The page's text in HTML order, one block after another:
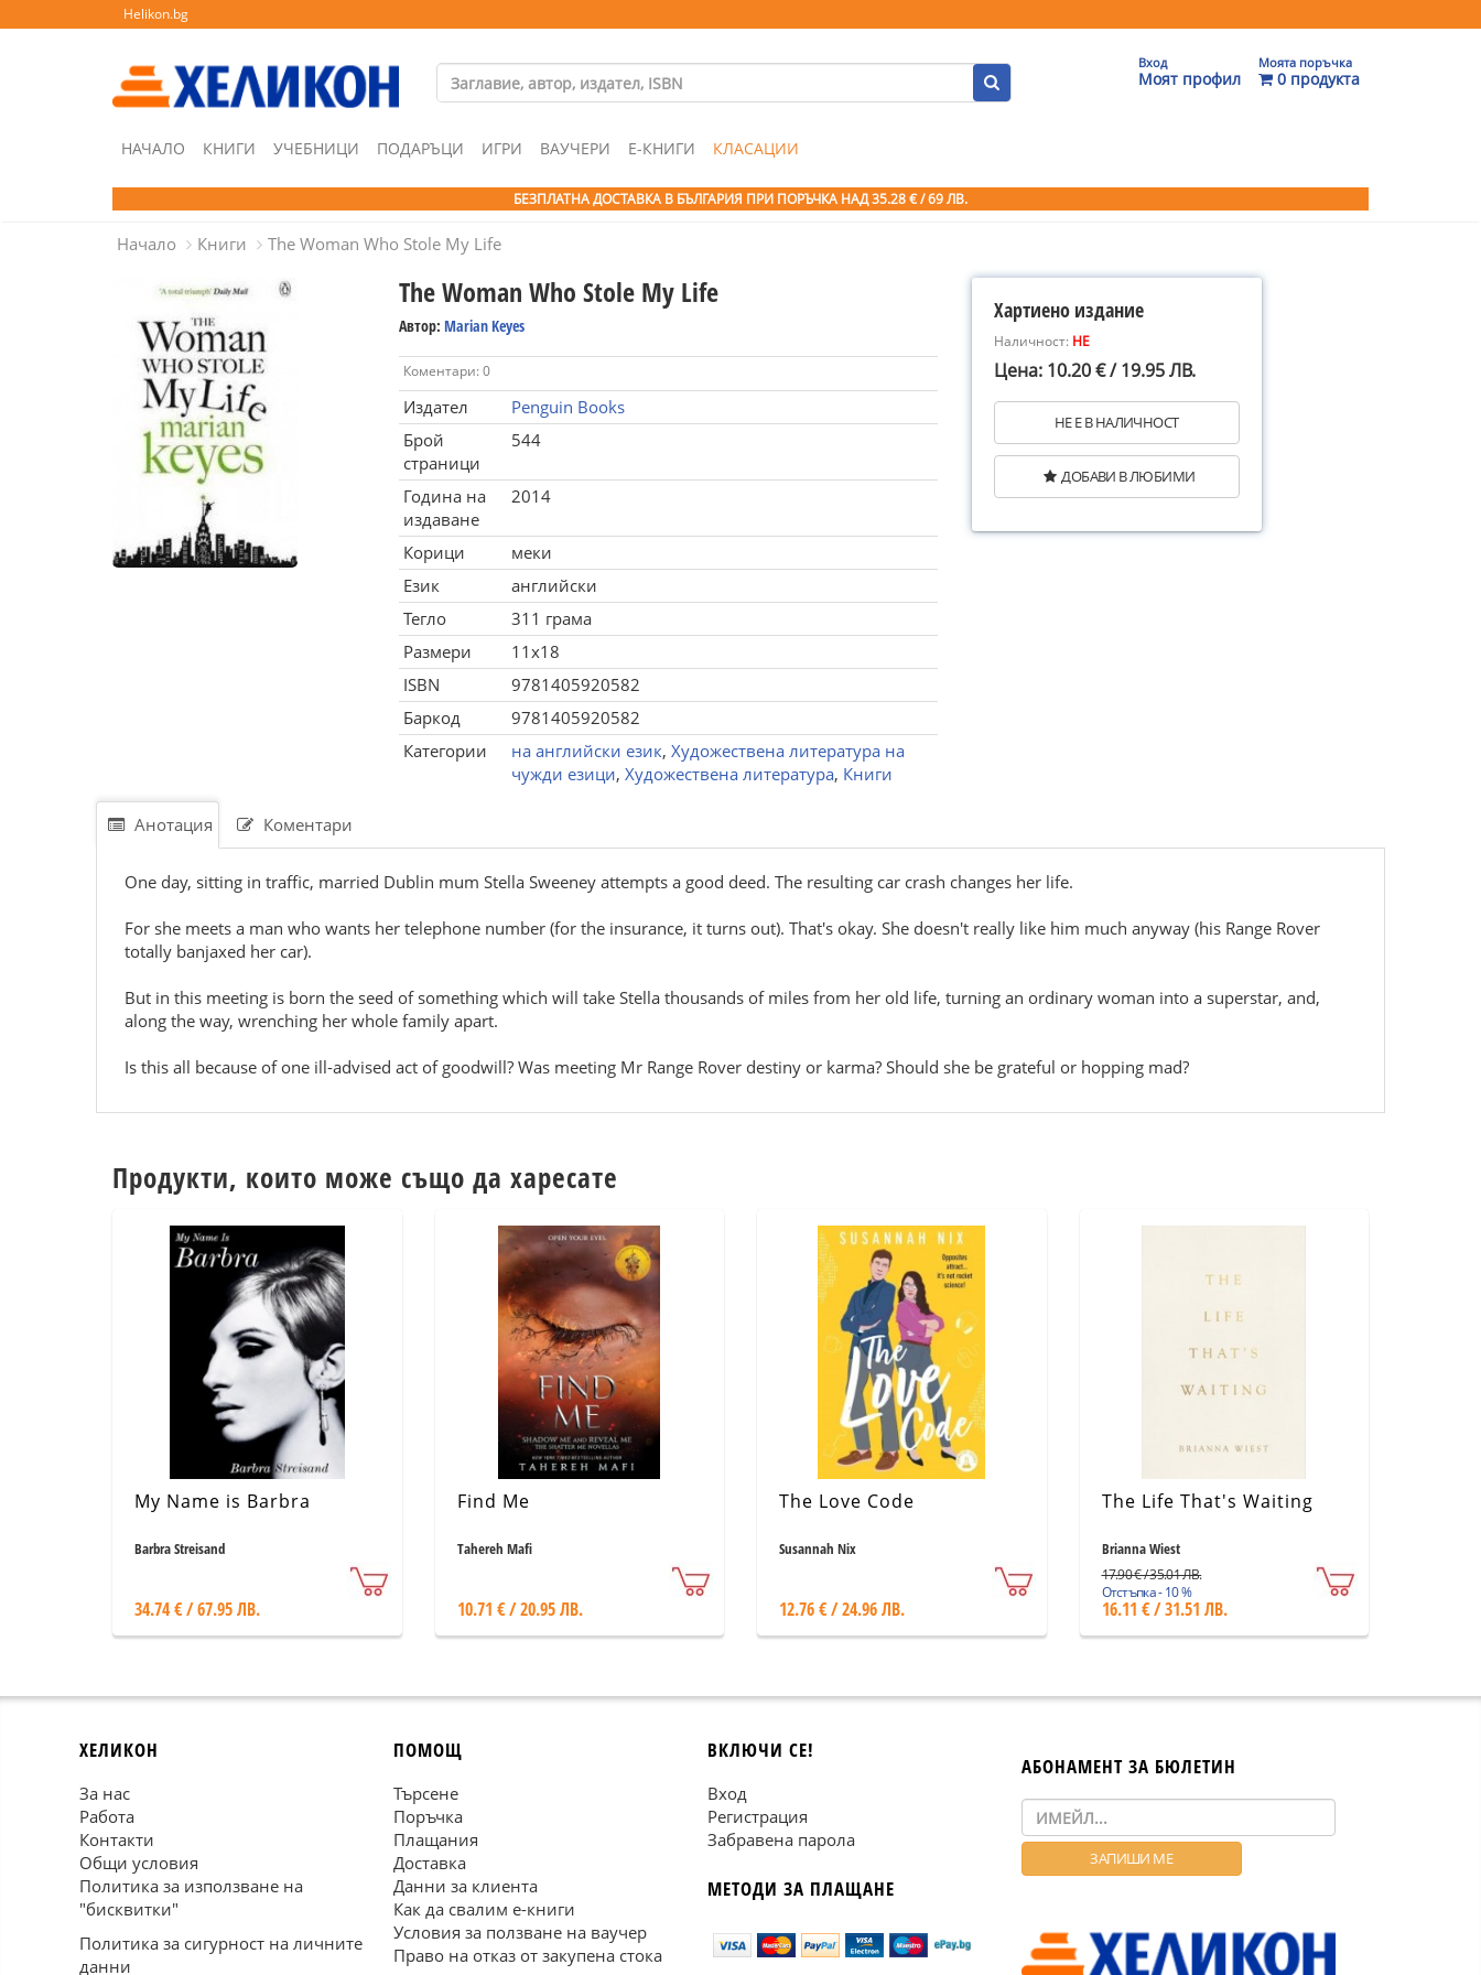
Helikon.bg
Вход
Моят профил
Моята поръчка
0 продукта
НАЧАЛО КНИГИ УЧЕБНИЦИ ПОДАРЪЦИ ИГРИ ВАУЧЕРИ Е-КНИГИ КЛАСАЦИИ
БЕЗПЛАТНА ДОСТАВКА В БЪЛГАРИЯ ПРИ ПОРЪЧКА НАД 35.28 € / 69 ЛВ.
Начало Книги The Woman Who Stole My Life
The Woman Who Stole My Life
Автор: Marian Keyes
Коментари: 0
Издател
Penguin Books
Брой
страници
544
Година на
издаване
2014
Корици
меки
Език
английски
Тегло
311 грама
Размери
11x18
ISBN
9781405920582
Баркод
9781405920582
Категории
на английски език, Художествена литература на
чужди езици, Художествена литература, Книги
Хартиено издание
Наличност: НЕ
Цена: 10.20 € / 19.95 ЛВ.
НЕ Е В НАЛИЧНОСТ
ДОБАВИ В ЛЮБИМИ
Анотация Коментари
One day, sitting in traffic, married Dublin mum Stella Sweeney attempts a good deed. The resulting car crash changes her life.
For she meets a man who wants her telephone number (for the insurance, it turns out). That's okay. She doesn't really like him much anyway (his Range Rover
totally banjaxed her car).
But in this meeting is born the seed of something which will take Stella thousands of miles from her old life, turning an ordinary woman into a superstar, and,
along the way, wrenching her whole family apart.
Is this all because of one ill-advised act of goodwill? Was meeting Mr Range Rover destiny or karma? Should she be grateful or hopping mad?
Продукти, които може също да харесате
My Name is Barbra
Barbra Streisand
34.74 € / 67.95 ЛВ.
Find Me
Tahereh Mafi
10.71 € / 20.95 ЛВ.
The Love Code
Susannah Nix
12.76 € / 24.96 ЛВ.
The Life That's Waiting
Brianna Wiest
17.90 € / 35.01 ЛВ.
Отстъпка - 10 %
16.11 € / 31.51 ЛВ.
ХЕЛИКОН
За нас
Работа
Контакти
Общи условия
Политика за използване на
"бисквитки"
Политика за сигурност на личните
данни
ПОМОЩ
Търсене
Поръчка
Плащания
Доставка
Данни за клиента
Как да свалим е-книги
Условия за ползване на ваучер
Право на отказ от закупена стока
ВКЛЮЧИ СЕ!
Вход
Регистрация
Забравена парола
МЕТОДИ ЗА ПЛАЩАНЕ
АБОНАМЕНТ ЗА БЮЛЕТИН